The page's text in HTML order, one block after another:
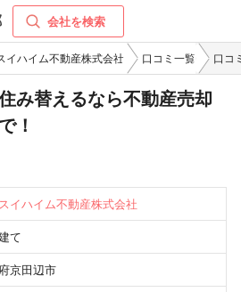
会社を検索
イハイム不動産株式会社 口コミ一覧 口コ
み替えるなら不動産売却
！
イハイム不動産株式会社
て
京田辺市